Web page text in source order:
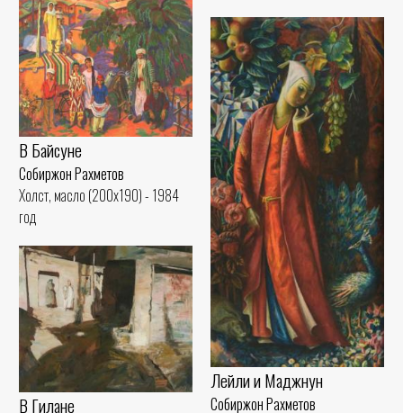
В Байсуне
Собиржон Рахметов
Холст, масло (200x190) - 1984
год
Лейли и Маджнун
Собиржон Рахметов
В Гилане